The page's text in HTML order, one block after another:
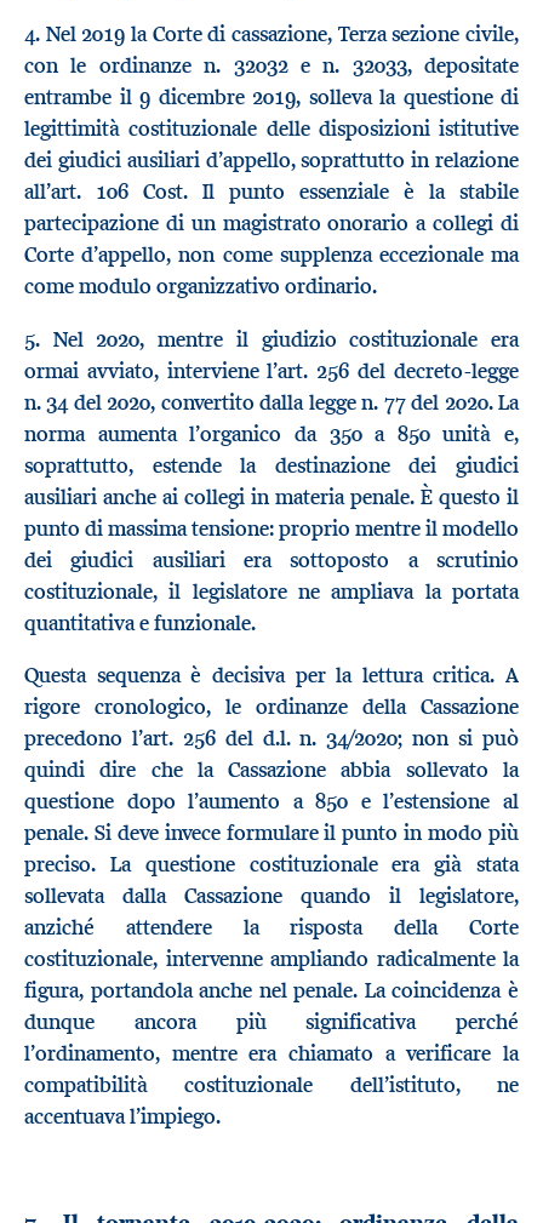
4. Nel 2019 la Corte di cassazione, Terza sezione civile,
con le ordinanze n. 32032 e n. 32033, depositate
entrambe il 9 dicembre 2019, solleva la questione di
legittimità costituzionale delle disposizioni istitutive
dei giudici ausiliari d’appello, soprattutto in relazione
all’art. 106 Cost. Il punto essenziale è la stabile
partecipazione di un magistrato onorario a collegi di
Corte d’appello, non come supplenza eccezionale ma
come modulo organizzativo ordinario.
5. Nel 2020, mentre il giudizio costituzionale era
ormai avviato, interviene l’art. 256 del decreto-legge
n. 34 del 2020, convertito dalla legge n. 77 del 2020. La
norma aumenta l’organico da 350 a 850 unità e,
soprattutto, estende la destinazione dei giudici
ausiliari anche ai collegi in materia penale. È questo il
punto di massima tensione: proprio mentre il modello
dei giudici ausiliari era sottoposto a scrutinio
costituzionale, il legislatore ne ampliava la portata
quantitativa e funzionale.
Questa sequenza è decisiva per la lettura critica. A
rigore cronologico, le ordinanze della Cassazione
precedono l’art. 256 del d.l. n. 34/2020; non si può
quindi dire che la Cassazione abbia sollevato la
questione dopo l’aumento a 850 e l’estensione al
penale. Si deve invece formulare il punto in modo più
preciso. La questione costituzionale era già stata
sollevata dalla Cassazione quando il legislatore,
anziché attendere la risposta della Corte
costituzionale, intervenne ampliando radicalmente la
figura, portandola anche nel penale. La coincidenza è
dunque ancora più significativa perché
l’ordinamento, mentre era chiamato a verificare la
compatibilità costituzionale dell’istituto, ne
accentuava l’impiego.